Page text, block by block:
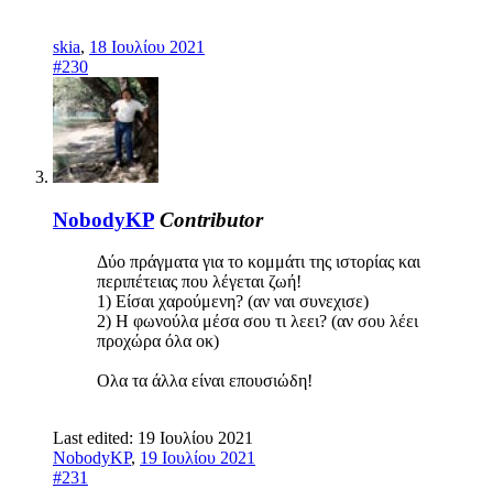
skia, 18 Ιουλίου 2021
#230
NobodyKP Contributor
Δύο πράγματα για το κομμάτι της ιστορίας και
περιπέτειας που λέγεται ζωή!
1) Είσαι χαρούμενη? (αν ναι συνεχισε)
2) Η φωνούλα μέσα σου τι λεει? (αν σου λέει
προχώρα όλα οκ)
Ολα τα άλλα είναι επουσιώδη!
Last edited: 19 Ιουλίου 2021
NobodyKP, 19 Ιουλίου 2021
#231